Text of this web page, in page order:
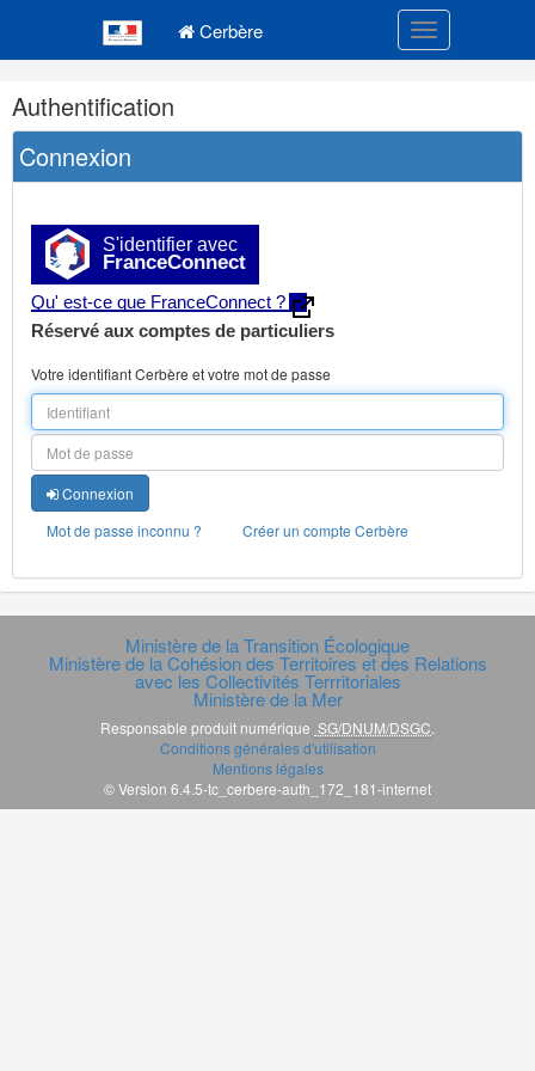
Cerbère Toggle
Navigation
et
outils
annexes
Authentification
Connexion
S'identifier avec
FranceConnect
Qu' est-ce que FranceConnect ?
Réservé aux comptes de particuliers
Votre identifiant Cerbère et votre mot de passe
Connexion
Mot de passe inconnu ?
Créer un compte Cerbère
Ministère de la Transition Écologique
Ministère de la Cohésion des Territoires et des Relations
avec les Collectivités Terrritoriales
Ministère de la Mer
Responsable produit numérique SG/DNUM/DSGC.
Conditions générales d'utilisation
Mentions légales
© Version 6.4.5-tc_cerbere-auth_172_181-internet